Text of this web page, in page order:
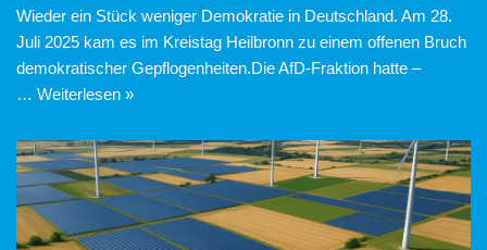
Wieder ein Stück weniger Demokratie in Deutschland. Am 28.
Juli 2025 kam es im Kreistag Heilbronn zu einem offenen Bruch
demokratischer Gepflogenheiten.Die AfD-Fraktion hatte –
… Weiterlesen »